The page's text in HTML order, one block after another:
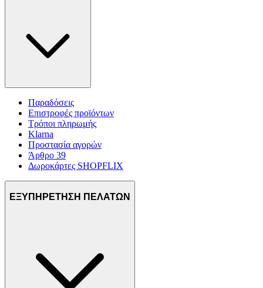
Παραδόσεις
Επιστροφές προϊόντων
Τρόποι πληρωμής
Klarna
Προστασία αγορών
Άρθρο 39
Δωροκάρτες SHOPFLIX
ΕΞΥΠΗΡΕΤΗΣΗ ΠΕΛΑΤΩΝ